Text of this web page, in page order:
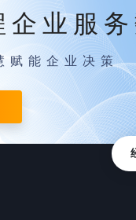
企业服
赋能企业决策